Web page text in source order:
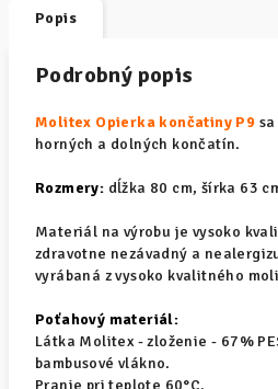
Popis
Podrobný popis
Molitex Opierka končatiny P9
horných a dolných končatín.
Rozmery: dĺžka 80 cm, šírka 63
Materiál na výrobu je vysoko
zdravotne nezávadný a
vyrábaná z vysoko kvalitného
Poťahový materiál:
Látka Molitex - zloženie - 67%
bambusové vlákno.
Pranie pri teplote 60°C.